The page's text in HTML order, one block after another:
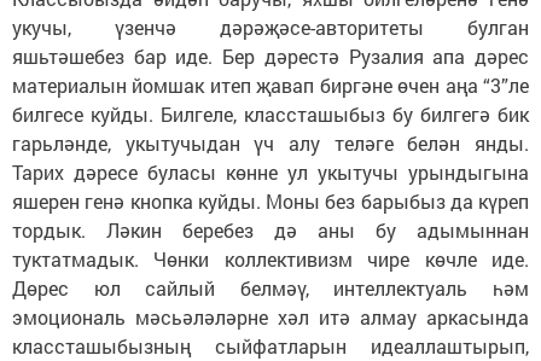
укучы, үзенчә дәрәҗәсе-авторитеты булган
яшьтәшебез бар иде. Бер дәрестә Рузалия апа дәрес
материалын йомшак итеп җавап биргәне өчен аңа “3”ле
билгесе куйды. Билгеле, классташыбыз бу билгегә бик
гарьләнде, укытучыдан үч алу теләге белән янды.
Тарих дәресе буласы көнне ул укытучы урындыгына
яшерен генә кнопка куйды. Моны без барыбыз да күреп
тордык. Ләкин беребез дә аны бу адымыннан
туктатмадык. Чөнки коллективизм чире көчле иде.
Дөрес юл сайлый белмәү, интеллектуаль һәм
эмоциональ мәсьәләләрне хәл итә алмау аркасында
классташыбызның сыйфатларын идеаллаштырып,